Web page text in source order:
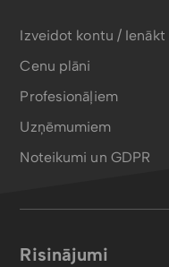
Izveidot kontu / Ienākt
Cenu plāni
Profesionāļiem
Uzņēmumiem
Noteikumi un GDPR
Risinājumi